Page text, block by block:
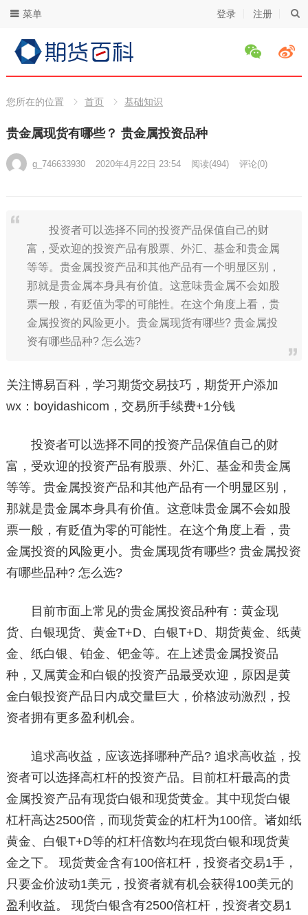
登录 注册
菜单
您所在的位置 首页 基础知识
贵金属现货有哪些？ 贵金属投资品种
g_746633930 2020年4月22日 23:54 阅读(494) 评论(0)
投资者可以选择不同的投资产品保值自己的财
富，受欢迎的投资产品有股票、外汇、基金和贵金属
等等。贵金属投资产品和其他产品有一个明显区别，
那就是贵金属本身具有价值。这意味贵金属不会如股
票一般，有贬值为零的可能性。在这个角度上看，贵
金属投资的风险更小。贵金属现货有哪些? 贵金属投
资有哪些品种? 怎么选?
关注博易百科，学习期货交易技巧，期货开户添加
wx：boyidashicom，交易所手续费+1分钱
投资者可以选择不同的投资产品保值自己的财
富，受欢迎的投资产品有股票、外汇、基金和贵金属
等等。贵金属投资产品和其他产品有一个明显区别，
那就是贵金属本身具有价值。这意味贵金属不会如股
票一般，有贬值为零的可能性。在这个角度上看，贵
金属投资的风险更小。贵金属现货有哪些? 贵金属投资
有哪些品种? 怎么选?
目前市面上常见的贵金属投资品种有：黄金现
货、白银现货、黄金T+D、白银T+D、期货黄金、纸黄
金、纸白银、铂金、钯金等。在上述贵金属投资品
种，又属黄金和白银的投资产品最受欢迎，原因是黄
金白银投资产品日内成交量巨大，价格波动激烈，投
资者拥有更多盈利机会。
追求高收益，应该选择哪种产品? 追求高收益，投
资者可以选择高杠杆的投资产品。目前杠杆最高的贵
金属投资产品有现货白银和现货黄金。其中现货白银
杠杆高达2500倍，而现货黄金的杠杆为100倍。诸如纸
黄金、白银T+D等的杠杆倍数均在现货白银和现货黄
金之下。 现货黄金含有100倍杠杆，投资者交易1手，
只要金价波动1美元，投资者就有机会获得100美元的
盈利收益。 现货白银含有2500倍杠杆，投资者交易1